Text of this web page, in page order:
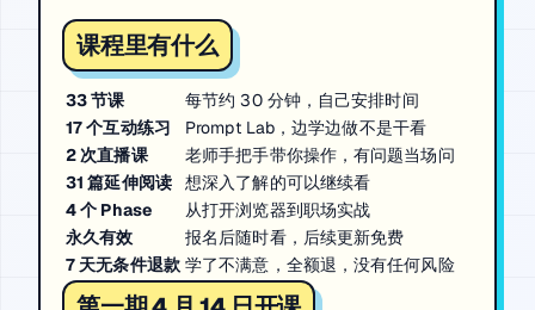
课程里有什么
33 节课
每节约 30 分钟，自己安排时间
17 个互动练习
Prompt Lab，边学边做不是干看
2 次直播课
老师手把手带你操作，有问题当场问
31 篇延伸阅读
想深入了解的可以继续看
4 个 Phase
从打开浏览器到职场实战
永久有效
报名后随时看，后续更新免费
7 天无条件退款 学了不满意，全额退，没有任何风险